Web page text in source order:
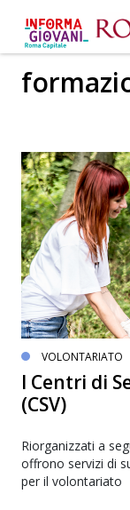
VOLONTARIATO
I Centri di
(CSV)
Riorganizzati a
offrono servizi di
per il volontariato